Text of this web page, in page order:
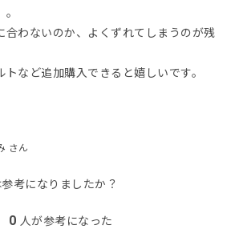
合わないのか、よくずれてしまうのが残
など追加購入できると嬉しいです。
さん
考になりましたか？
0 人が参考になった